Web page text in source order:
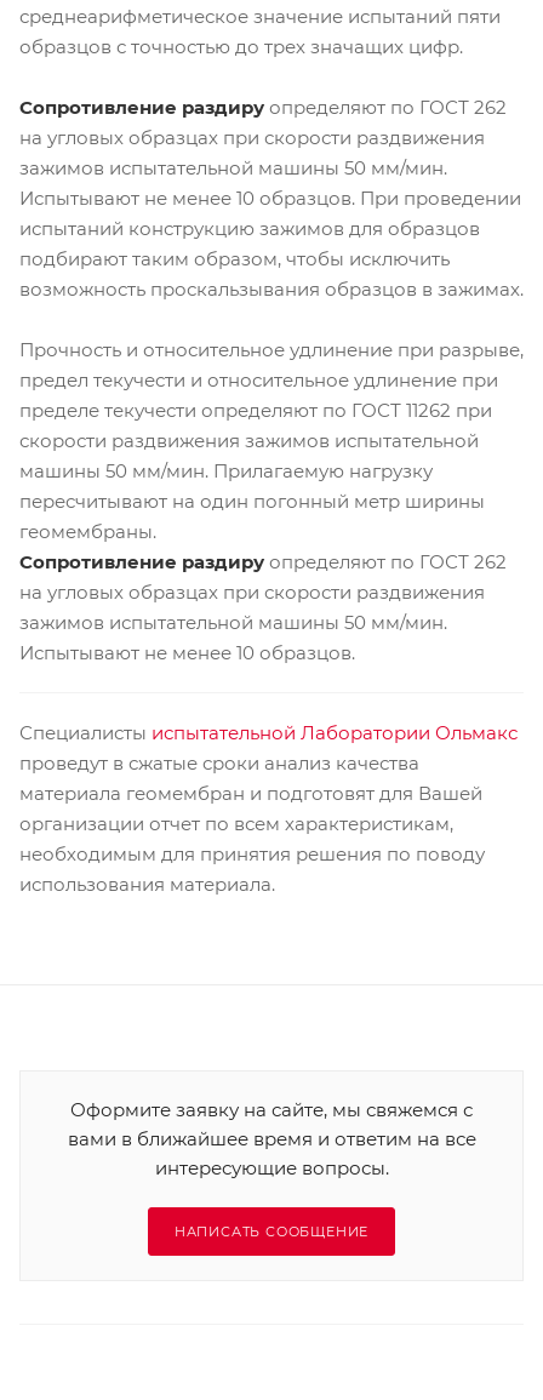
среднеарифметическое значение испытаний пяти
образцов с точностью до трех значащих цифр.
Сопротивление раздиру определяют по ГОСТ 262
на угловых образцах при скорости раздвижения
зажимов испытательной машины 50 мм/мин.
Испытывают не менее 10 образцов. При проведении
испытаний конструкцию зажимов для образцов
подбирают таким образом, чтобы исключить
возможность проскальзывания образцов в зажимах.
Прочность и относительное удлинение при разрыве,
предел текучести и относительное удлинение при
пределе текучести определяют по ГОСТ 11262 при
скорости раздвижения зажимов испытательной
машины 50 мм/мин. Прилагаемую нагрузку
пересчитывают на один погонный метр ширины
геомембраны.
Сопротивление раздиру определяют по ГОСТ 262
на угловых образцах при скорости раздвижения
зажимов испытательной машины 50 мм/мин.
Испытывают не менее 10 образцов.
Специалисты испытательной Лаборатории Ольмакс
проведут в сжатые сроки анализ качества
материала геомембран и подготовят для Вашей
организации отчет по всем характеристикам,
необходимым для принятия решения по поводу
использования материала.
Оформите заявку на сайте, мы свяжемся с
вами в ближайшее время и ответим на все
интересующие вопросы.
НАПИСАТЬ СООБЩЕНИЕ